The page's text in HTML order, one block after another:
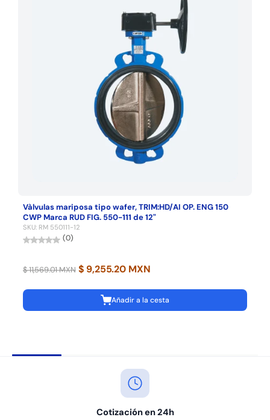
Vàlvulas mariposa tipo wafer, TRIM:HD/AI OP. ENG 150
CWP Marca RUD FIG. 550-111 de 12"
SKU: RM 550111-12
(0)
$ 11,569.01 MXN $ 9,255.20 MXN
Añadir a la cesta
Cotización en 24h
Se requiere iniciar sesión
Inicie sesión en su cuenta para agregar productos a
su lista de deseos y ver los artículos guardados